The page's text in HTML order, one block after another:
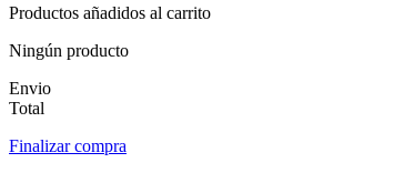
Productos añadidos al carrito
Ningún producto
Envio
Total
Finalizar compra